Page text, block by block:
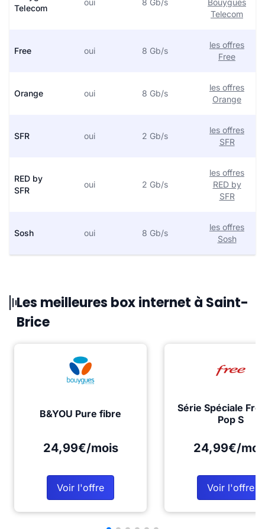
Telecom
oui 8 Gb/s
Bouygues
Telecom
Free oui 8 Gb/s
les offres
Free
Orange oui 8 Gb/s
les offres
Orange
SFR oui 2 Gb/s
les offres
SFR
RED by
SFR
oui 2 Gb/s
les offres
RED by
SFR
Sosh oui 8 Gb/s
les offres
Sosh
Les meilleures box internet à Saint-
Brice
B&YOU Pure fibre
24,99€/mois
Voir l'offre
Série Spéciale
Pop S
24,99€/
Voir l'offre